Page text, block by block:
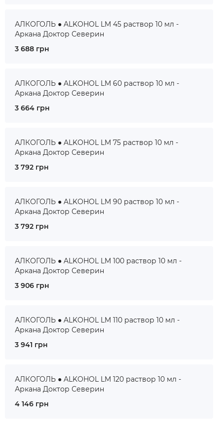
АЛКОГОЛЬ ● ALKOHOL LM 45 раствор 10 мл -
Аркана Доктор Северин
3 688 грн
АЛКОГОЛЬ ● ALKOHOL LM 60 раствор 10 мл -
Аркана Доктор Северин
3 664 грн
АЛКОГОЛЬ ● ALKOHOL LM 75 раствор 10 мл -
Аркана Доктор Северин
3 792 грн
АЛКОГОЛЬ ● ALKOHOL LM 90 раствор 10 мл -
Аркана Доктор Северин
3 792 грн
АЛКОГОЛЬ ● ALKOHOL LM 100 раствор 10 мл -
Аркана Доктор Северин
3 906 грн
АЛКОГОЛЬ ● ALKOHOL LM 110 раствор 10 мл -
Аркана Доктор Северин
3 941 грн
АЛКОГОЛЬ ● ALKOHOL LM 120 раствор 10 мл -
Аркана Доктор Северин
4 146 грн